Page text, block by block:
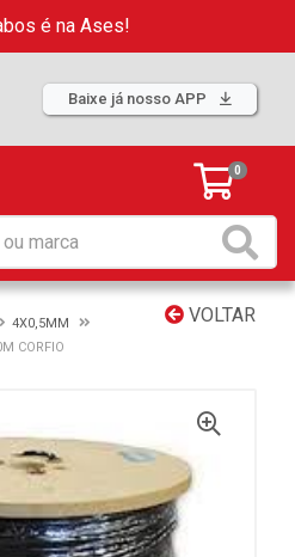
é na Ases!
Baixe já nosso APP
0
VOLTAR
4X0,5MM
CORFIO